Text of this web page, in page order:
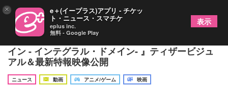
完全新作オリジナル『劇場版ソードアート・オンラ
イン - インテグラル・ドメイン- 』ティザービジュ
アル＆最新特報映像公開
ニュース 動画 アニメ/ゲーム
映画
× e＋(イープラス)アプリ - チケッ
ト・ニュース・スマチケ
eplus inc.
無料 - Google Play
表示